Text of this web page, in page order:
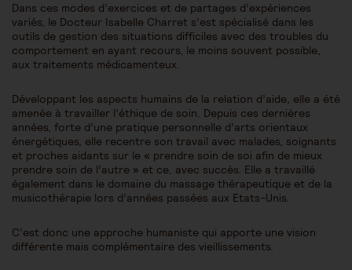
Dans ces modes d’exercices et de partages d’expériences
variés, le Docteur Isabelle Charret s’est spécialisé dans les
outils de gestion des situations difficiles avec des troubles du
comportement en ayant recours, le moins souvent possible,
aux traitements médicamenteux.
Développant les aspects humains de la relation d’aide, elle a été
amenée à travailler l’éthique de soin. Depuis ces dernières
années, forte d’une pratique personnelle d’arts orientaux
énergétiques, elle recentre son travail avec malades, soignants
et proches aidants sur le « prendre soin de soi afin de mieux
prendre soin de l’autre » et ce, avec succès. Elle a travaillé
également dans le domaine du massage thérapeutique et de la
musicothérapie lors d’années passées aux Etats-Unis.
C’est donc une approche humaniste qui apporte une vision
différente mais complémentaire des vieillissements.